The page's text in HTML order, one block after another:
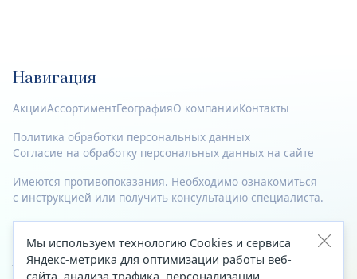
Навигация
АкцииАссортиментГеографияО компанииКонтакты
Политика обработки персональных данных
Согласие на обработку персональных данных на сайте
Имеются противопоказания. Необходимо ознакомиться
с инструкцией или получить консультацию специалиста.
© 2023—2026 Все права защищены.
Адрес
Мы используем технологию Cookies и сервиса
Яндекс-метрика для оптимизации работы веб-